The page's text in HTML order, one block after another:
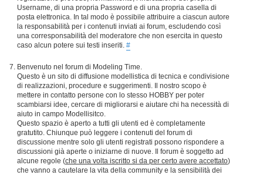
Username, di una propria Password e di una propria casella di
posta elettronica. In tal modo è possibile attribuire a ciascun autore
la responsabilità per i contenuti inviati ai forum, escludendo così
una corresponsabilità del moderatore che non esercita in questo
caso alcun potere sui testi inseriti. #
Benvenuto nel forum di Modeling Time.
Questo è un sito di diffusione modellistica di tecnica e condivisione
di realizzazioni, procedure e suggerimenti. Il nostro scopo è
mettere in contatto persone con lo stesso HOBBY per poter
scambiarsi idee, cercare di migliorarsi e aiutare chi ha necessità di
aiuto in campo Modellisitco.
Questo spazio è aperto a tutti gli utenti ed è completamente
gratutito. Chiunque può leggere i contenuti del forum di
discussione mentre solo gli utenti registrati possono rispondere a
discussioni già aperte o iniziarne di nuove. Il forum è soggetto ad
alcune regole (che una volta iscritto si da per certo avere accettato)
che vanno a cautelare la vita della community e la sensibilità dei